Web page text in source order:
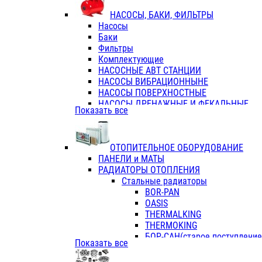
ТРОЙНИКИ ПЕРЕХОДНЫЕ /
ТРОЙНИКИ С ВНУТРЕННЕЙ
КОЛЬЦА РЕЗИНОВЫЕ
ТРУБЫ НАПОРНЫЕ
ТРУБЫ ГОФРИРОВАННЫЕ ДВУХСЛ.
ТРУБЫ ПОЛИЭТИЛЕНОВЫЕ
НАСОСЫ, БАКИ, ФИЛЬТРЫ
Насосы
Баки
Фильтры
Комплектующие
НАСОСНЫЕ АВТ СТАНЦИИ
НАСОСЫ ВИБРАЦИОННЫНЕ
НАСОСЫ ПОВЕРХНОСТНЫЕ
НАСОСЫ ДРЕНАЖНЫЕ И ФЕКАЛЬНЫЕ
НАСОСЫ ПОВЫСИТ и
НАСОСЫ СКВАЖИННЫЕ
Показать все
ОТОПИТЕЛЬНОЕ ОБОРУДОВАНИЕ
ПАНЕЛИ и МАТЫ
РАДИАТОРЫ ОТОПЛЕНИЯ
Стальные радиаторы
BOR-PAN
OASIS
THERMALKING
THERMOKING
БОР-САН(старое
Показать все